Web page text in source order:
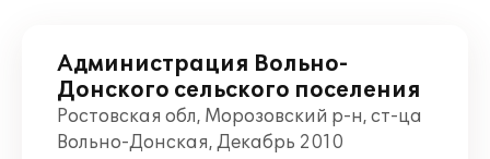
Администрация Вольно-
Донского сельского поселения
Ростовская обл, Морозовский р-н, ст-ца
Вольно-Донская, Декабрь 2010